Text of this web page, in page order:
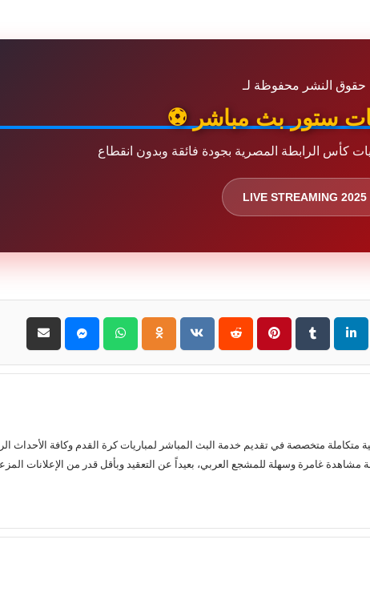
حقوق النشر محفوظة لـ
ستور بث مباشر ⚽
كأس الرابطة المصرية بجودة فائقة وبدون انقطاع
LIVE STREAMING 2025